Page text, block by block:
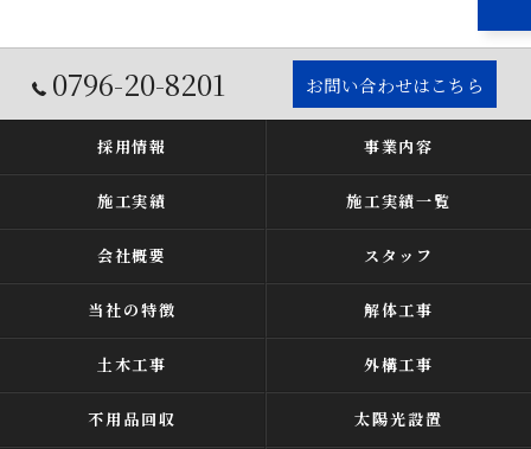
0796-20-8201 お問い合わせはこちら
採用情報 事業内容
施工実績 施工実績一覧
会社概要 スタッフ
当社の特徴 解体工事
土木工事 外構工事
不用品回収 太陽光設置